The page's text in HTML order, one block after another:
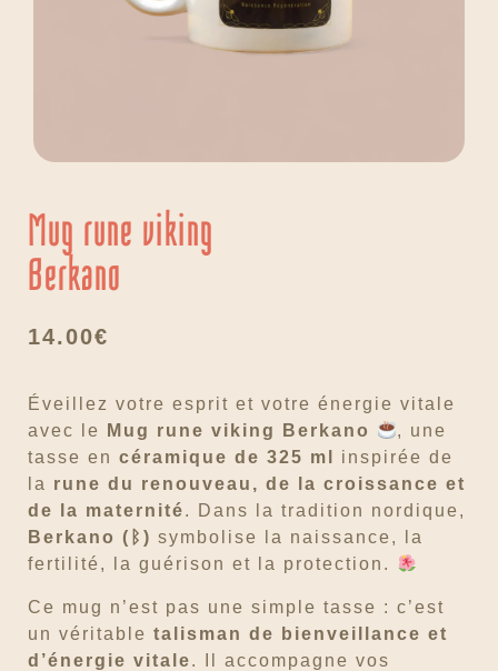
Mug rune viking
Berkano
14.00€
Éveillez votre esprit et votre énergie vitale
avec le
Mug rune viking Berkano
, une
tasse en céramique de 325 ml
inspirée de
la rune du renouveau, de la croissance et
de la maternité. Dans la tradition nordique,
Berkano (ᛒ) symbolise la naissance, la
fertilité, la guérison et la protection.
Ce mug n’est pas une simple tasse : c’est
un véritable talisman de bienveillance et
d’énergie vitale. Il accompagne vos